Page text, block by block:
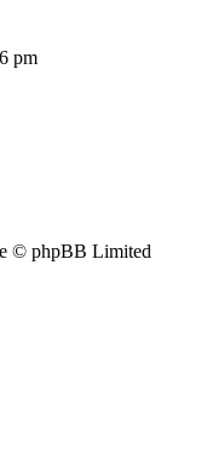
pm
© phpBB Limited